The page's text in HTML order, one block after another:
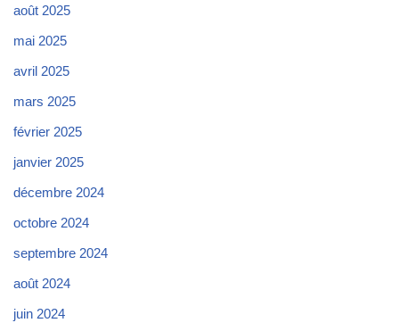
août 2025
mai 2025
avril 2025
mars 2025
février 2025
janvier 2025
décembre 2024
octobre 2024
septembre 2024
août 2024
juin 2024